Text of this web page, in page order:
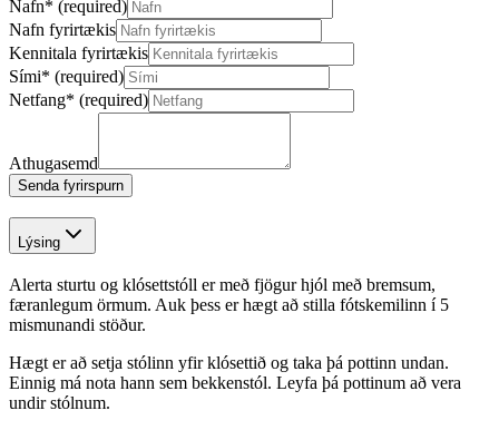
Nafn* (required)
Nafn fyrirtækis
Kennitala fyrirtækis
Sími* (required)
Netfang* (required)
Athugasemd
Senda fyrirspurn
Lýsing
Alerta sturtu og klósettstóll er með fjögur hjól með bremsum,
færanlegum örmum. Auk þess er hægt að stilla fótskemilinn í 5
mismunandi stöður.
Hægt er að setja stólinn yfir klósettið og taka þá pottinn undan.
Einnig má nota hann sem bekkenstól. Leyfa þá pottinum að vera
undir stólnum.